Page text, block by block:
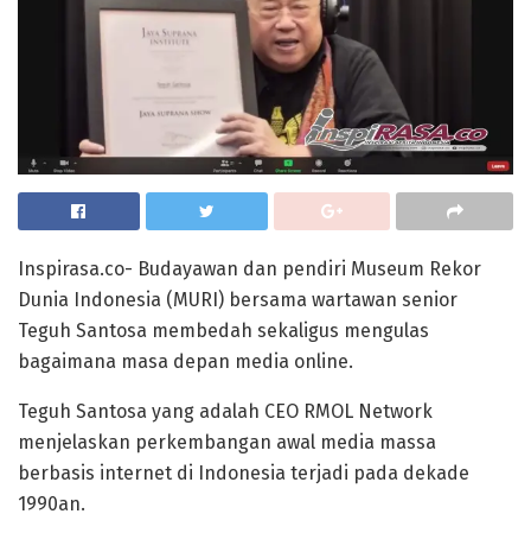
Inspirasa.co- Budayawan dan pendiri Museum Rekor
Dunia Indonesia (MURI) bersama wartawan senior
Teguh Santosa membedah sekaligus mengulas
bagaimana masa depan media online.
Teguh Santosa yang adalah CEO RMOL Network
menjelaskan perkembangan awal media massa
berbasis internet di Indonesia terjadi pada dekade
1990an.